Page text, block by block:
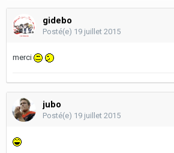
gidebo
Posté(e) 19 juillet 2015
merci
jubo
Posté(e) 19 juillet 2015